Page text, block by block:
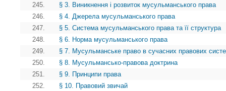
245.
§ 3. Виникнення і розвиток мусульманського права
246.
§ 4. Джерела мусульманського права
247.
§ 5. Система мусульманського права та її структура
248.
§ 6. Норма мусульманського права
249.
§ 7. Мусульманське право в сучасних правових
250.
§ 8. Мусульмансько-правова доктрина
251.
§ 9. Принципи права
252.
§ 10. Правовий звичай